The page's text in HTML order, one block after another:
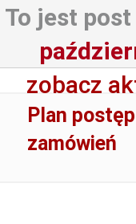
To jest
zobacz
Plan
zamówień